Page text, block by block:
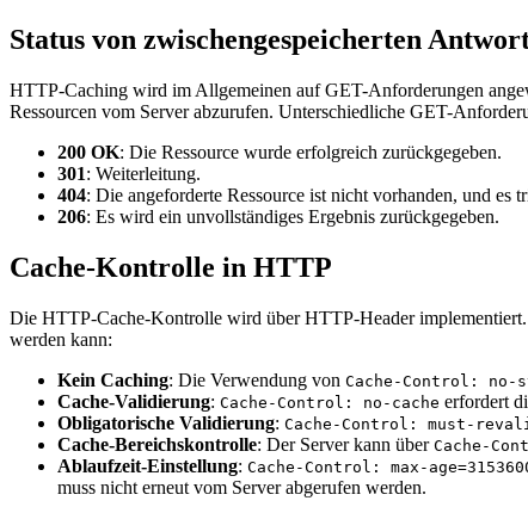
Status von zwischengespeicherten
HTTP-Caching wird im Allgemeinen auf GET-Anforderungen
Ressourcen vom Server abzurufen. Unterschiedliche GET-
200 OK: Die Ressource wurde erfolgreich zurückgegeben.
301: Weiterleitung.
404: Die angeforderte Ressource ist nicht vorhanden, und es
206: Es wird ein unvollständiges Ergebnis zurückgegeben.
Cache-Kontrolle in HTTP
Die HTTP-Cache-Kontrolle wird über HTTP-Header
werden kann:
Kein Caching: Die Verwendung von Cache-Control: no-
Cache-Validierung: Cache-Control: no-cache erfordert
Obligatorische Validierung: Cache-Control: must-
Cache-Bereichskontrolle: Der Server kann über Cache-
Ablaufzeit-Einstellung: Cache-Control: max-
muss nicht erneut vom Server abgerufen werden.